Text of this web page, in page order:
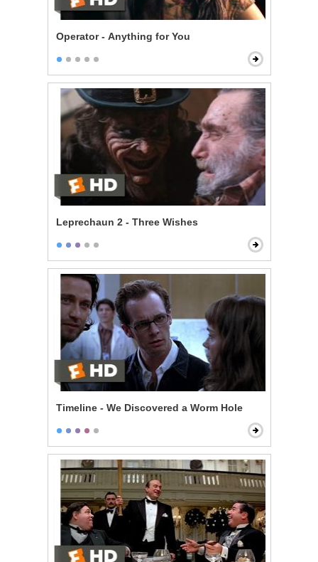
Operator - Anything for You
Leprechaun 2 - Three Wishes
Timeline - We Discovered a Worm Hole